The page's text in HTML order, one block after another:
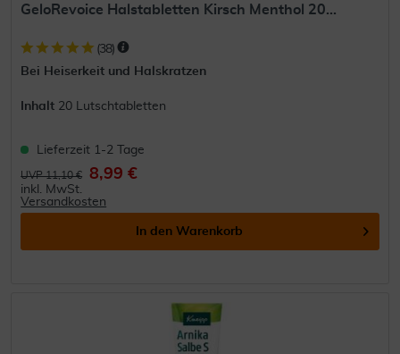
GeloRevoice Halstabletten Kirsch Menthol 20...
(38)
Bei Heiserkeit und Halskratzen
Inhalt 20 Lutschtabletten
Lieferzeit 1-2 Tage
UVP 11,10 € 8,99 €
inkl. MwSt.
Versandkosten
In den Warenkorb